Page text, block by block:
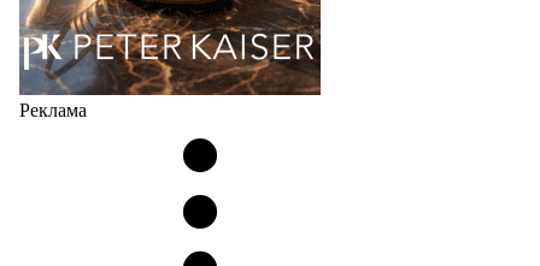
Реклама